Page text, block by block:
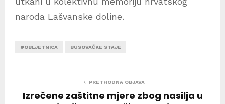
naroda Lašvanske doline.
#OBLJETNICA BUSOVAČKE STAJE
PRETHODNA OBJAVA
Izrečene zaštitne mjere zbog nasilja u